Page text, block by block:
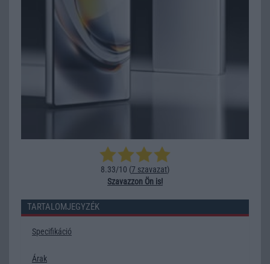
8.33/10 (7 szavazat)
Szavazzon Ön is!
TARTALOMJEGYZÉK
Specifikáció
Árak